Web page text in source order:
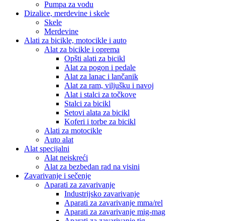
Pumpa za vodu
Dizalice, merdevine i skele
Skele
Merdevine
Alati za bicikle, motocikle i auto
Alat za bicikle i oprema
Opšti alati za bicikl
Alat za pogon i pedale
Alat za lanac i lančanik
Alat za ram, viljušku i navoj
Alat i stalci za točkove
Stalci za bicikl
Setovi alata za bicikl
Koferi i torbe za bicikl
Alati za motocikle
Auto alat
Alat specijalni
Alat neiskreći
Alat za bezbedan rad na visini
Zavarivanje i sečenje
Aparati za zavarivanje
Industrijsko zavarivanje
Aparati za zavarivanje mma/rel
Aparati za zavarivanje mig-mag